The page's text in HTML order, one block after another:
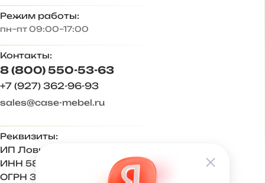
Корпус ЛДСП Венге, Дуб вотан
Фасад МДФ Графит софт
Задняя стенка – ХДФ 3 мм
— Антресоли крепятся к стене на навес регулируемый
механическими толкателями push-to-open.
— Регулируемая опора 20 мм, вместо нее можно
использовать подпятники 4 мм.
Режим работы:
пн–пт 09:00–17:00
Контакты:
8 (800) 550-53-63
+7 (927) 362-96-93
sales@case-mebel.ru
Реквизиты:
ИП Ловкова Ирина Евгеньевна
ИНН 583409650270
ОГРН 321583500001500